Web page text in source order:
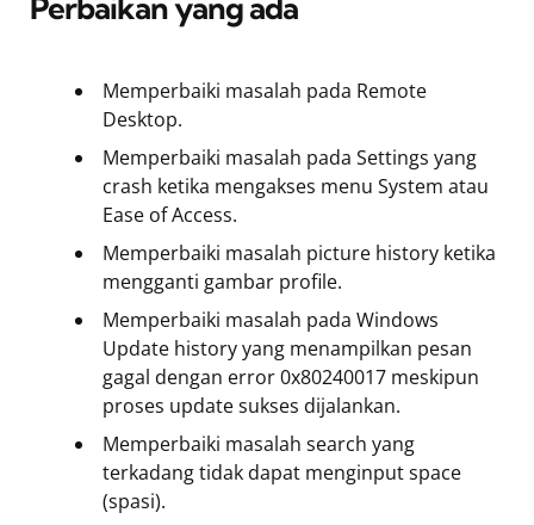
Memperbaiki masalah pada Remote
Desktop.
Memperbaiki masalah pada Settings yang
crash ketika mengakses menu System atau
Ease of Access.
Memperbaiki masalah picture history ketika
mengganti gambar profile.
Memperbaiki masalah pada Windows
Update history yang menampilkan pesan
gagal dengan error 0x80240017 meskipun
proses update sukses dijalankan.
Memperbaiki masalah search yang
terkadang tidak dapat menginput space
(spasi).